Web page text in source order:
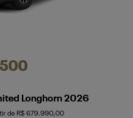
Longhorn 2026
de R$ 679.990,00